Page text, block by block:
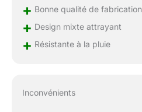
+ Bonne qualité de fabrication
+ Design mixte attrayant
+ Résistante à la pluie
Inconvénients